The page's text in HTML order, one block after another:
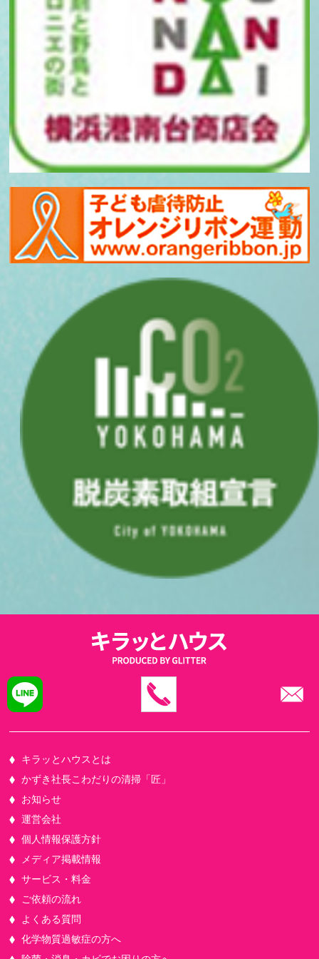
キラッとハウスとは
かずき社長こわだりの清掃「匠」
お知らせ
運営会社
個人情報保護方針
メディア掲載情報
サービス・料金
ご依頼の流れ
よくある質問
化学物質過敏症の方へ